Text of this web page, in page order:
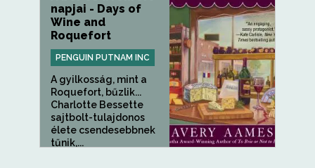
napjai - Days of
Wine and
Roquefort
PENGUIN PUTNAM INC
A gyilkosság, mint a
Roquefort, bűzlik...
Charlotte Bessette
sajtbolt-tulajdonos
élete csendesebbnek
tűnik,...